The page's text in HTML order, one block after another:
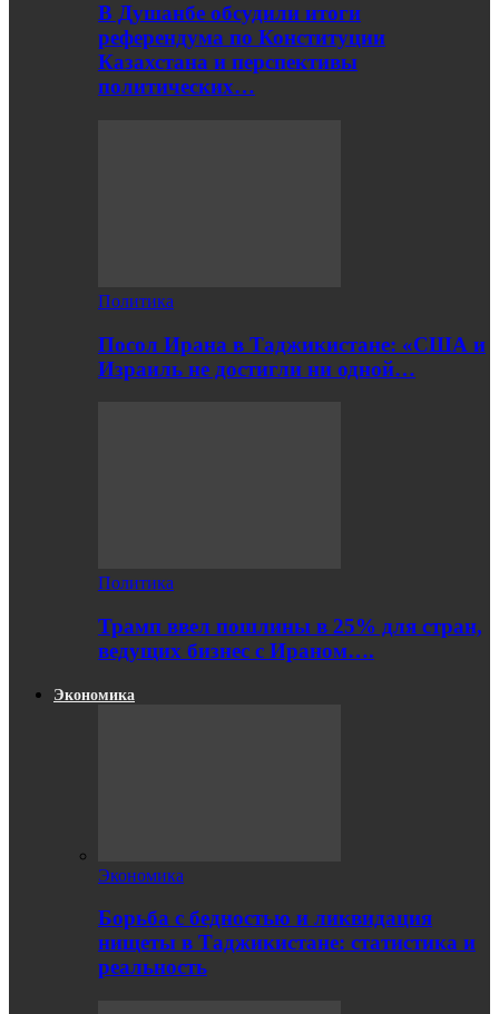
В Душанбе обсудили итоги
референдума по Конституции
Казахстана и перспективы
политических…
Политика
Посол Ирана в Таджикистане: «США и
Израиль не достигли ни одной…
Политика
Трамп ввел пошлины в 25% для стран,
ведущих бизнес с Ираном….
Экономика
Экономика
Борьба с бедностью и ликвидация
нищеты в Таджикистане: статистика и
реальность